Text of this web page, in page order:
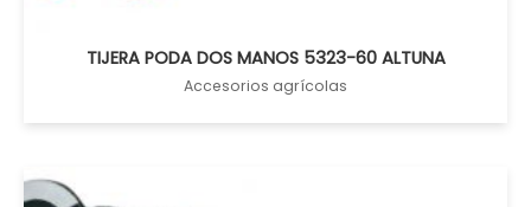
TIJERA PODA DOS MANOS 5323-60 ALTUNA
Accesorios agrícolas